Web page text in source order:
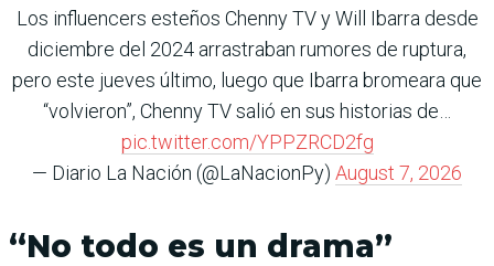
Los influencers esteños Chenny TV y Will Ibarra desde
diciembre del 2024 arrastraban rumores de ruptura,
pero este jueves último, luego que Ibarra bromeara que
“volvieron”, Chenny TV salió en sus historias de…
pic.twitter.com/YPPZRCD2fg
— Diario La Nación (@LaNacionPy) August 7, 2026
“No todo es un drama”